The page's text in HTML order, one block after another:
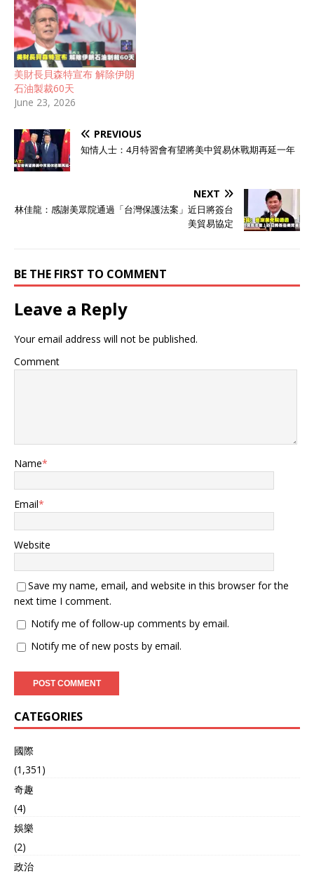
美財長貝森特宣布 解除伊朗
石油製裁60天
June 23, 2026
PREVIOUS
知情人士：4月特習會有望將美中貿易休戰期再延一年
NEXT
林佳龍：感謝美眾院通過「台灣保護法案」近日將簽台
美貿易協定
BE THE FIRST TO COMMENT
Leave a Reply
Your email address will not be published.
Comment
Name*
Email*
Website
Save my name, email, and website in this browser for the
next time I comment.
Notify me of follow-up comments by email.
Notify me of new posts by email.
CATEGORIES
國際
(1,351)
奇趣
(4)
娛樂
(2)
政治